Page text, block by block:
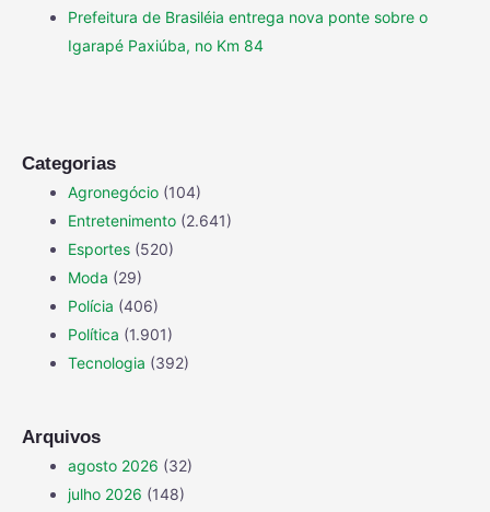
Prefeitura de Brasiléia entrega nova ponte sobre o
Igarapé Paxiúba, no Km 84
Categorias
Agronegócio (104)
Entretenimento (2.641)
Esportes (520)
Moda (29)
Polícia (406)
Política (1.901)
Tecnologia (392)
Arquivos
agosto 2026 (32)
julho 2026 (148)